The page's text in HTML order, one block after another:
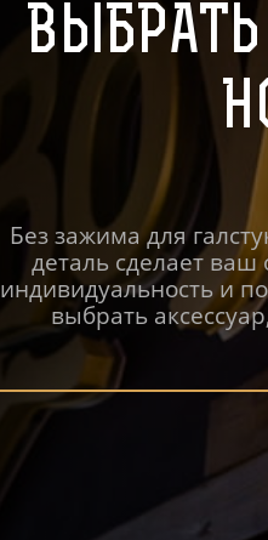
Без зажима для
деталь сделает ваш
индивидуальность и
выбрать